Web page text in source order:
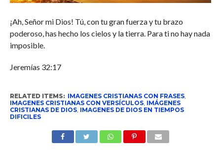
¡Ah,Señormi Dios! Tú, con tu gran fuerza y tu brazo
poderoso, has hecho los cielos y la tierra. Para ti no hay nada
imposible.
Jeremías 32:17
RELATED ITEMS: IMAGENES CRISTIANAS CON FRASES,
IMAGENES CRISTIANAS CON VERSÍCULOS, IMÁGENES
CRISTIANAS DE DIOS, IMAGENES DE DIOS EN TIEMPOS
DIFICILES